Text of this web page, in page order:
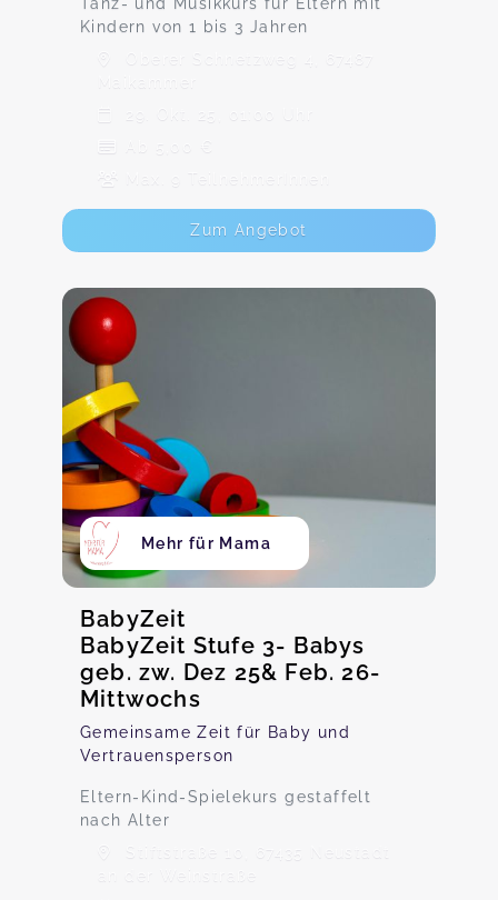
Kindern von 1 bis 3 Jahren
Oberer Schnetzweg 4, 67487
Maikammer
29. Okt. 25, 01:00 Uhr
Ab 5,00 €
Max. 9 TeilnehmerInnen
Zum Angebot
Mehr für Mama
BabyZeit
BabyZeit Stufe 3- Babys
geb. zw. Dez 25& Feb. 26-
Mittwochs
Gemeinsame Zeit für Baby und
Vertrauensperson
Eltern-Kind-Spielekurs gestaffelt
nach Alter
Stiftstraße 10, 67435 Neustadt
an der Weinstraße